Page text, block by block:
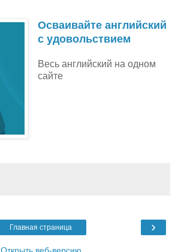
Осваивайте английский
с удовольствием
Весь английский на одном
сайте
›
Главная страница
Открыть веб-версию